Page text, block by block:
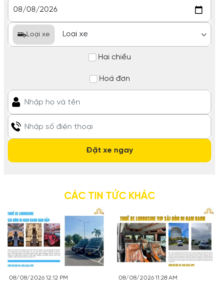
Loại xe
Hai chiều
Hoá đơn
CÁC TIN TỨC KHÁC
08/08/2026 12:12 PM 08/08/2026 11:28 AM